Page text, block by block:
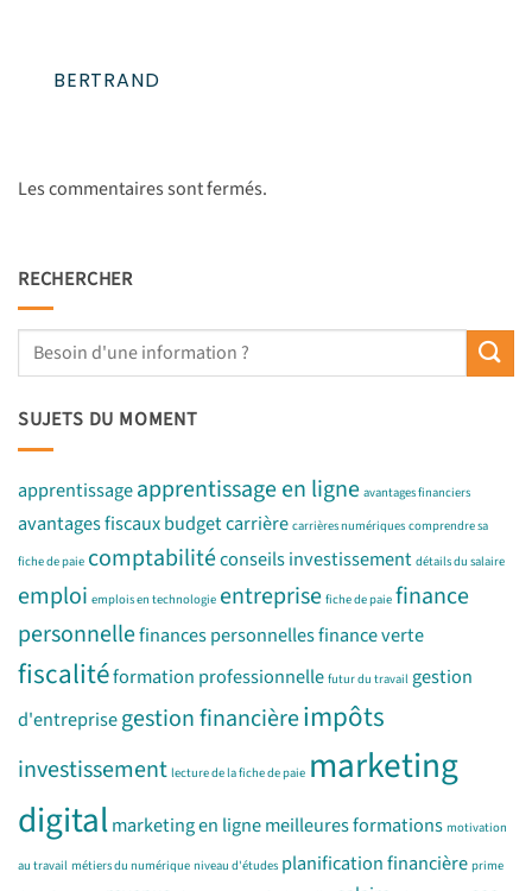
BERTRAND
Les commentaires sont fermés.
RECHERCHER
SUJETS DU MOMENT
apprentissageapprentissage en ligne avantages financiers
avantages fiscauxbudgetcarrière carrières numériques comprendre sa
fiche de paie comptabilitéconseils investissement détails du salaire
emploi emplois en technologie entreprise fiche de paie finance
personnellefinances personnellesfinance verte
fiscalitéformation professionnelle futur du travail gestion
d'entreprisegestion financièreimpôts
investissement lecture de la fiche de paie marketing
digitalmarketing en lignemeilleures formations motivation
au travail métiers du numérique niveau d'études planification financière prime